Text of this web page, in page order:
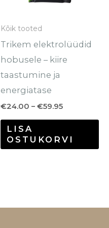
Kõik tooted
Trikem elektrolüüdid
hobusele – kiire
taastumine ja
energiatase
€24.00 – €59.95
LISA
OSTUKORVI